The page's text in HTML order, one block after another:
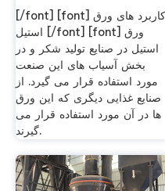
[/font] [font] کاربرد های ورق
استیل [/font] [font] ورق
استیل در صنایع تولید شکر و در
بخش آسیاب های این صنعت
مورد استفاده قرار می گیرد. از
صنایع غذایی دیگری که این ورق
ها در آن مورد استفاده قرار می
گیرند.